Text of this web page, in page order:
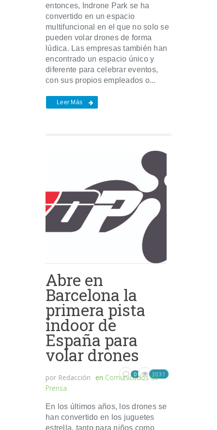
entonces, Indrone Park se ha
convertido en un espacio
multifuncional en el que no solo se
pueden volar drones de forma
lúdica. Las empresas también han
encontrado un espacio único y
diferente para celebrar eventos,
con sus propios empleados o...
Leer Más
Abre en
Barcelona la
primera pista
indoor de
España para
volar drones
por Redacción en Comunicados de
Prensa
0 3031
En los últimos años, los drones se
han convertido en los juguetes
estrella, tanto para niños como